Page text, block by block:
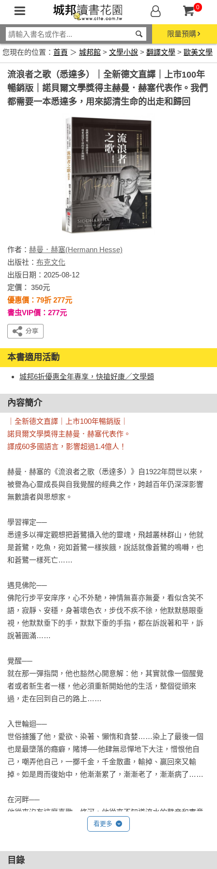
0
限量預購
您現在的位置： 首頁 ＞ 城邦館 > 文學小說 > 翻譯文學 > 歐美文學
流浪者之歌（悉達多）｜全新德文直譯｜上市100年
暢銷版｜諾貝爾文學獎得主赫曼．赫塞代表作。我們
都需要一本悉達多，用來認清生命的出走和歸回
作者： 赫曼．赫塞(Hermann Hesse)
出版社： 布克文化
出版日期：2025-08-12
定價： 350元
優惠價：79折 277元
書虫VIP價：277元
本書適用活動
城邦6折優惠全年專享，快搶好康／文學類
內容簡介
｜全新德文直譯｜上市100年暢銷版｜
諾貝爾文學獎得主赫曼．赫塞代表作。
譯成60多國語言，影響超過1.4億人！
赫曼．赫塞的《流浪者之歌（悉達多）》自1922年問世以來，
被譽為心靈成長與自我覺醒的經典之作，跨越百年仍深深影響
無數讀者與思想家。
學習禪定──
悉達多以禪定觀想把蒼鷺攝入他的靈魂，飛越叢林群山，他就
是蒼鷺，吃魚，宛如蒼鷺一樣挨餓，說話就像蒼鷺的鳴囀，也
和蒼鷺一樣死亡……
遇見佛陀──
佛陀行步平安庠序，心不外馳，神情無喜亦無憂，看似含笑不
語，寂靜、安穩，身著壞色衣，步伐不疾不徐，他默默慈眼垂
視，他默默垂下的手，默默下垂的手指，都在訴說著和平，訴
說著圓滿……
覺醒──
就在那一彈指間，他也豁然心開意解：他，其實就像一個醒覺
者或者新生者一樣，他必須重新開始他的生活，整個從頭來
過，走在回到自己的路上……
入世輪迴──
世俗擄獲了他，愛欲、染著、懶惰和貪婪……染上了最後一個
也是最墮落的癮癖，賭博──他肆無忌憚地下大注，憎恨他自
己，嘲弄他自己，一擲千金，千金散盡，輸掉、贏回來又輸
掉。如是周而復始中，他漸漸累了，漸漸老了，漸漸病了……
在河畔──
他從來沒有這麼喜歡一條河，他從來不知道流水的聲音和寓意
如此的強烈而美麗。他覺得河流似乎要對他訴說什麼特別的事
深深愛上了這條洹洹河流……
看更多
目錄